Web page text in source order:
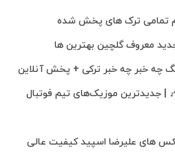
تمامی ترک های پخش شده
معروف گلچین بهترین ها
چه خبر چه خبر ترکی + پخش آنلاین
| جدیدترین موزیک‌های تیم فوتبال
های علیرضا اسپید کیفیت عالی